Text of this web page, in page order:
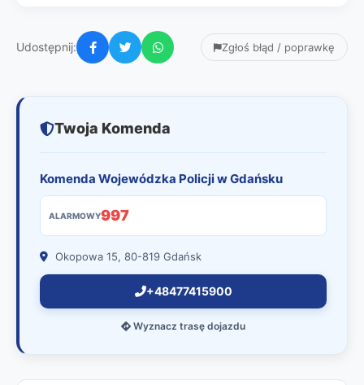
Udostępnij: Zgłoś błąd / poprawkę
Twoja Komenda
Komenda Wojewódzka Policji w Gdańsku
ALARMOWY997
Okopowa 15, 80-819 Gdańsk
+48477415900
Wyznacz trasę dojazdu